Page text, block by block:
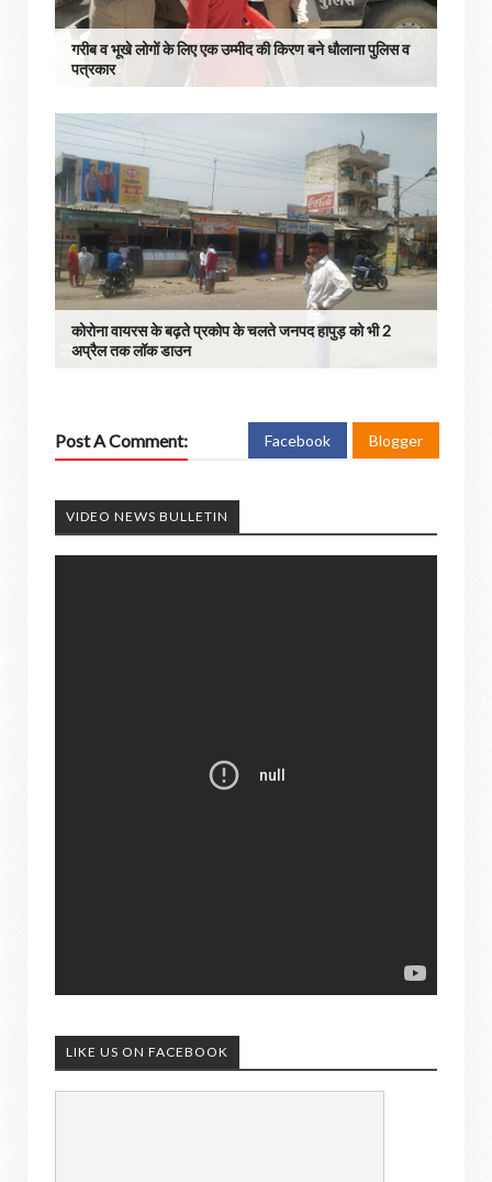
गरीब व भूखे लोगों के लिए एक उम्मीद की किरण बने धौलाना पुलिस व
पत्रकार
कोरोना वायरस के बढ़ते प्रकोप के चलते जनपद हापुड़ को भी 2
अप्रैल तक लॉक डाउन
Post A Comment: Facebook Blogger
VIDEO NEWS BULLETIN
LIKE US ON FACEBOOK